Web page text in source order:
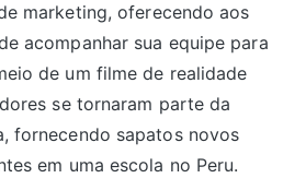
marketing, oferecendo aos
acompanhar sua equipe para
de um filme de realidade
se tornaram parte da
fornecendo sapatos novos
em uma escola no Peru.